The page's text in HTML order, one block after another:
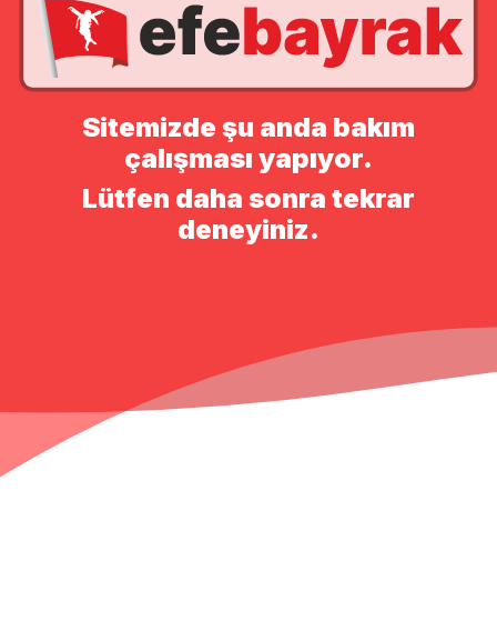
Sitemizde şu anda bakım
çalışması yapıyor.
Lütfen daha sonra tekrar
deneyiniz.